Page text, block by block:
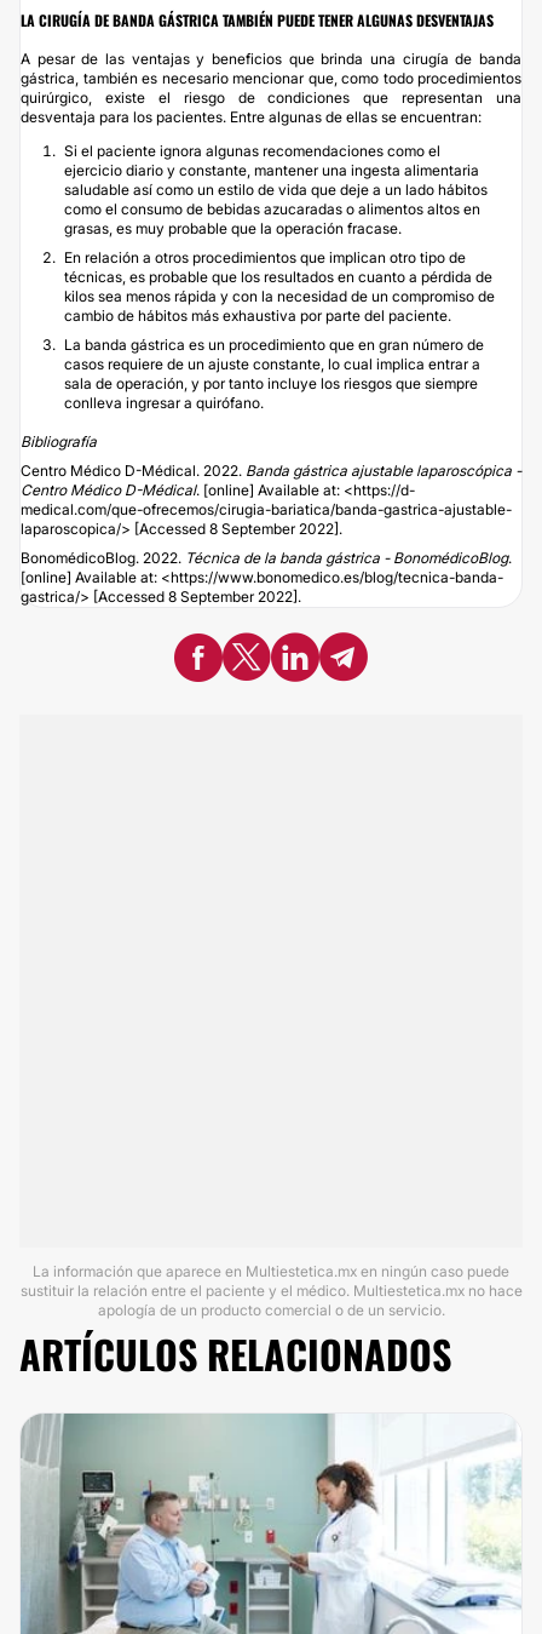
LA CIRUGÍA DE BANDA GÁSTRICA TAMBIÉN PUEDE TENER ALGUNAS DESVENTAJAS
A pesar de las ventajas y beneficios que brinda una cirugía de banda
gástrica, también es necesario mencionar que, como todo procedimientos
quirúrgico, existe el riesgo de condiciones que representan una
desventaja para los pacientes. Entre algunas de ellas se encuentran:
Si el paciente ignora algunas recomendaciones como el
ejercicio diario y constante, mantener una ingesta alimentaria
saludable así como un estilo de vida que deje a un lado hábitos
como el consumo de bebidas azucaradas o alimentos altos en
grasas, es muy probable que la operación fracase.
En relación a otros procedimientos que implican otro tipo de
técnicas, es probable que los resultados en cuanto a pérdida de
kilos sea menos rápida y con la necesidad de un compromiso de
cambio de hábitos más exhaustiva por parte del paciente.
La banda gástrica es un procedimiento que en gran número de
casos requiere de un ajuste constante, lo cual implica entrar a
sala de operación, y por tanto incluye los riesgos que siempre
conlleva ingresar a quirófano.
Bibliografía
Centro Médico D-Médical. 2022. Banda gástrica ajustable laparoscópica -
Centro Médico D-Médical. [online] Available at: <https://d-
medical.com/que-ofrecemos/cirugia-bariatica/banda-gastrica-ajustable-
laparoscopica/> [Accessed 8 September 2022].
BonomédicoBlog. 2022. Técnica de la banda gástrica - BonomédicoBlog.
[online] Available at: <https://www.bonomedico.es/blog/tecnica-banda-
gastrica/> [Accessed 8 September 2022].
La información que aparece en Multiestetica.mx en ningún caso puede
sustituir la relación entre el paciente y el médico. Multiestetica.mx no hace
apología de un producto comercial o de un servicio.
ARTÍCULOS RELACIONADOS